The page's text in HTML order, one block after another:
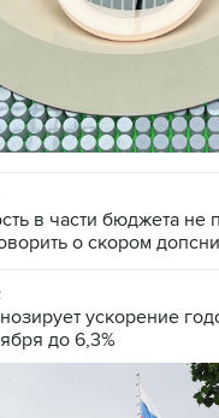
в части бюджета не
о скором
ускорение
до 6,3%